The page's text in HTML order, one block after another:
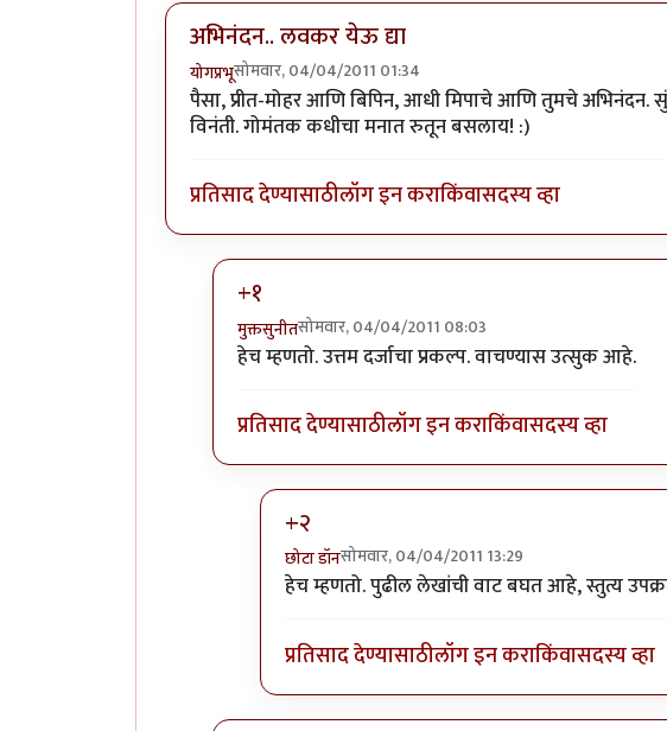
अभिनंदन.. लवकर येऊ द्या
योगप्रभूसोमवार, 04/04/2011 01:34
पैसा, प्रीत-मोहर आणि बिपिन, आधी मिपाचे आणि तुमचे अभिनंदन.
विनंती. गोमंतक कधीचा मनात रुतून बसलाय! :)
प्रतिसाद देण्यासाठीलॉग इन कराकिंवासदस्य व्हा
+१
मुक्तसुनीतसोमवार, 04/04/2011 08:03
In reply toअभिनंदन.. लवकर येऊ द्याbyयोगप्रभू
हेच म्हणतो. उत्तम दर्जाचा प्रकल्प. वाचण्यास उत्सुक आहे.
प्रतिसाद देण्यासाठीलॉग इन कराकिंवासदस्य व्हा
+२
छोटा डॉनसोमवार, 04/04/2011 13:29
In reply to+१byमुक्तसुनीत
हेच म्हणतो. पुढील लेखांची वाट बघत आहे, स्तुत्य
प्रतिसाद देण्यासाठीलॉग इन कराकिंवासदस्य व्हा